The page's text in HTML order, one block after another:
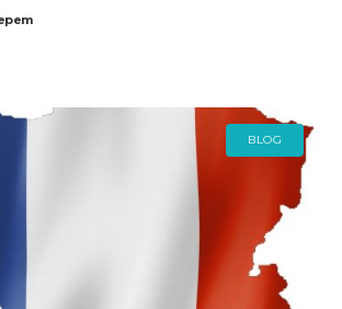
BLOG